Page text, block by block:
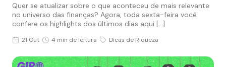
Quer se atualizar sobre o que aconteceu de mais relevante
no universo das finanças? Agora, toda sexta-feira você
confere os highlights dos últimos dias aqui […]
21 Out 4 min de leitura Dicas de Riqueza